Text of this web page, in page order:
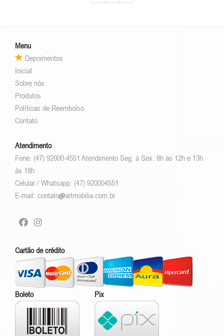
Menu
Depoimentos
Inicial
Sobre nós
Produtos
Políticas de Reembolso
Contato
Atendimento
Fone: (47) 92000-4551 Atendimento Seg. à Sex. 8h às 12h e 13h
às 18h
Celular / Whatsapp: (47) 920004551
E-mail: contato artmobilia.com.br
Cartão de crédito
Boleto Pix